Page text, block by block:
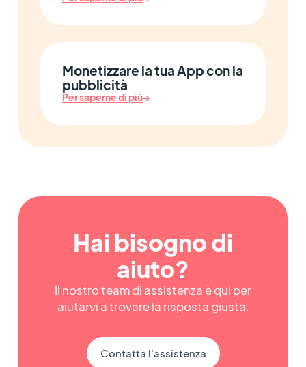
Monetizzare la tua App con la
pubblicità
Per saperne di più→
Hai bisogno di
aiuto?
Il nostro team di assistenza è qui per
aiutarvi a trovare la risposta giusta.
Contatta l'assistenza